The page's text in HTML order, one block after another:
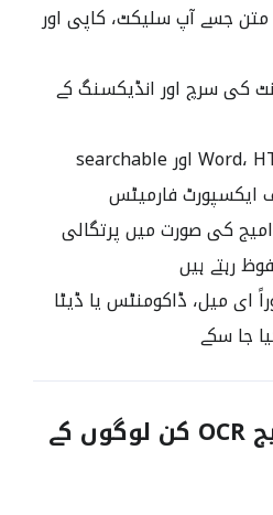
متن جسے آپ سلیکٹ، کاپی اور
کی سرچ اور انڈیکسنگ کے
ٹیکسٹ، Word، HTML اور searchable
کی صورت میں پرتگالی
رہتے ہیں
ای میل، ڈاکومنٹس یا ڈیٹا
جا سکے
پرتگالی امیج OCR کن لوگوں کے